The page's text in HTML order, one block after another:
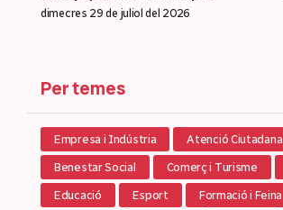
dimecres 29 de juliol del 2026
Per temes
Empresa i Indústria Atenció Ciutadana
Benestar Social Comerç i Turisme
Educació Esport Formació i Feina